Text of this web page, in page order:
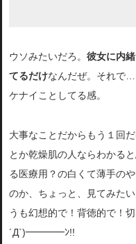
ウソみたいだろ。 彼女に内
てるだけなんだぜ。それで
ケナイことしてる感。
大事なことだからもう１回だ
とか乾燥肌の人ならわかる
る医療用？の白くて薄手の
のか、ちょっと、見てみた
うも幻想的で！背徳的で
´Д`)━━━━ﾝ!!